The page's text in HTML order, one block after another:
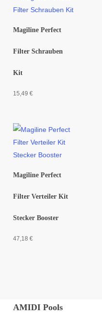
Magiline Perfect
Filter Schrauben
Kit
15,49 €
Magiline Perfect
Filter Verteiler Kit
Stecker Booster
47,18 €
AMIDI Pools